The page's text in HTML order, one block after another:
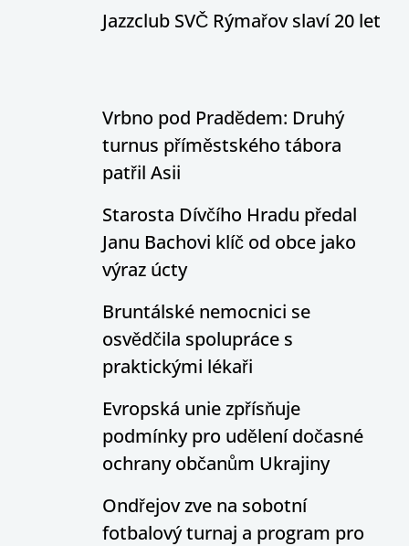
Jazzclub SVČ Rýmařov slaví 20 let
Vrbno pod Pradědem: Druhý
turnus příměstského tábora
patřil Asii
Starosta Dívčího Hradu předal
Janu Bachovi klíč od obce jako
výraz úcty
Bruntálské nemocnici se
osvědčila spolupráce s
praktickými lékaři
Evropská unie zpřísňuje
podmínky pro udělení dočasné
ochrany občanům Ukrajiny
Ondřejov zve na sobotní
fotbalový turnaj a program pro